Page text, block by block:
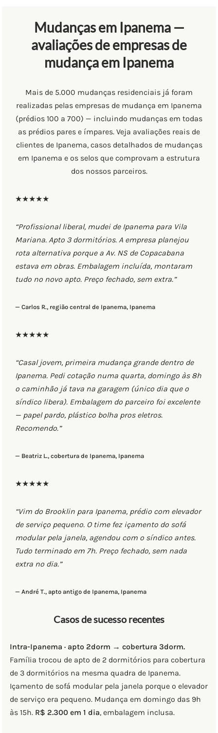
Mudanças em Ipanema —
avaliações de empresas de
mudança em Ipanema
Mais de 5.000 mudanças residenciais já foram
realizadas pelas empresas de mudança em Ipanema
(prédios 100 a 700) — incluindo mudanças em todas
as prédios pares e ímpares. Veja avaliações reais de
clientes de Ipanema, casos detalhados de mudanças
em Ipanema e os selos que comprovam a estrutura
dos nossos parceiros.
★★★★★
“Profissional liberal, mudei de Ipanema para Vila
Mariana. Apto 3 dormitórios. A empresa planejou
rota alternativa porque a Av. NS de Copacabana
estava em obras. Embalagem incluída, montaram
tudo no novo apto. Preço fechado, sem extra.”
— Carlos R., região central de Ipanema, Ipanema
★★★★★
“Casal jovem, primeira mudança grande dentro de
Ipanema. Pedi cotação numa quarta, domingo às 8h
o caminhão já tava na garagem (único dia que o
síndico libera). Embalagem do parceiro foi excelente
— papel pardo, plástico bolha pros eletros.
Recomendo.”
— Beatriz L., cobertura de Ipanema, Ipanema
★★★★★
“Vim do Brooklin para Ipanema, prédio com elevador
de serviço pequeno. O time fez içamento do sofá
modular pela janela, agendou com o síndico antes.
Tudo terminado em 7h. Preço fechado, sem nada
extra no dia.”
— André T., apto antigo de Ipanema, Ipanema
Casos de sucesso recentes
Intra-Ipanema · apto 2dorm → cobertura 3dorm.
Família trocou de apto de 2 dormitórios para cobertura
de 3 dormitórios na mesma quadra de Ipanema.
Içamento de sofá modular pela janela porque o elevador
de serviço era pequeno. Mudança em domingo das 9h
às 15h. R$ 2.300 em 1 dia, embalagem inclusa.